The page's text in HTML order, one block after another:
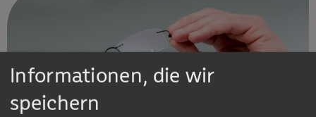
Informationen, die wir
speichern